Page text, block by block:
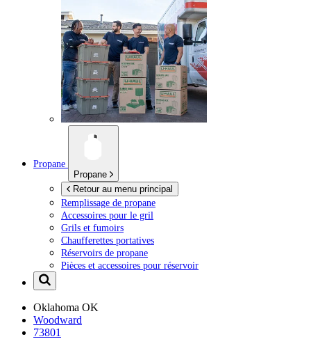
Propane
Propane
Retour au menu principal
Remplissage de propane
Accessoires pour le gril
Grils et fumoirs
Chaufferettes portatives
Réservoirs de propane
Pièces et accessoires pour réservoir
Oklahoma OK
Woodward
73801